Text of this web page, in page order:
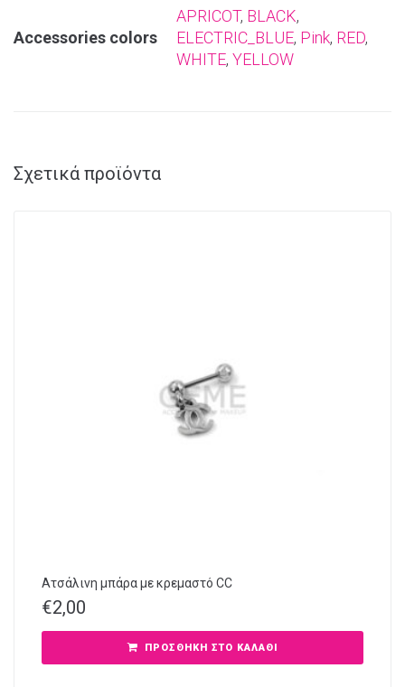
Αccessories colors
APRICOT, BLACK,
ELECTRIC_BLUE, Pink, RED,
WHITE, YELLOW
Σχετικά προϊόντα
Ατσάλινη μπάρα με κρεμαστό CC
€2,00
ΠΡΟΣΘΉΚΗ ΣΤΟ ΚΑΛΆΘΙ